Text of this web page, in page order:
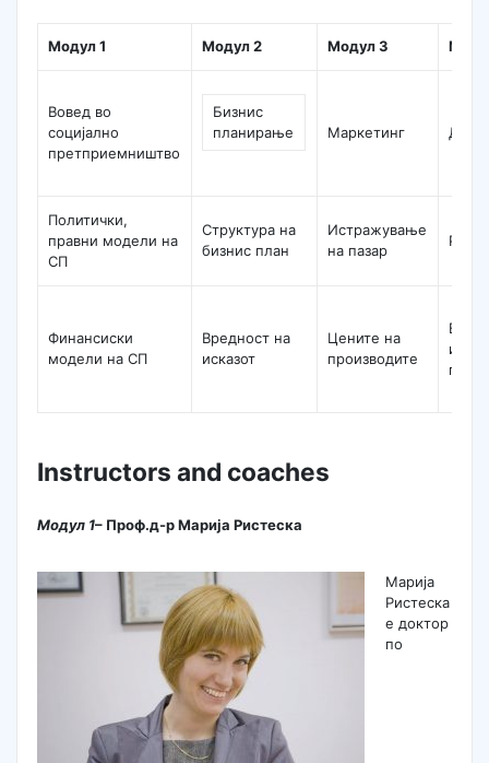
Модул 1 Модул 2 Модул 3
Вовед во
социјално
претприемништво
Бизнис
планирање
Маркетинг
Политички,
правни модели на
СП
Структура на
бизнис план
Истражување
на пазар
Финансиски
модели на СП
Вредност на
исказот
Цените на
производите
и
Instructors and coaches
Модул 1– Проф.д-р Марија Ристеска
Марија
Ристеска
е доктор
по